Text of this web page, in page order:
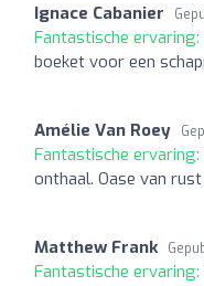
Ignace Cabanier
Fantastische ervaring:
boeket voor een
Amélie Van Roey
Fantastische ervaring:
onthaal. Oase van rust
Matthew Frank
Fantastische ervaring: